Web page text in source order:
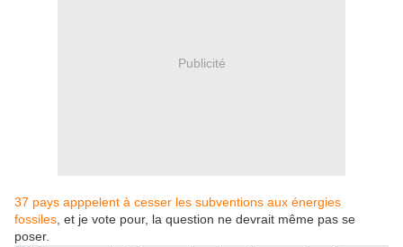
Publicité
37 pays apppelent à cesser les subventions aux énergies
fossiles , et je vote pour, la question ne devrait même pas se
poser.